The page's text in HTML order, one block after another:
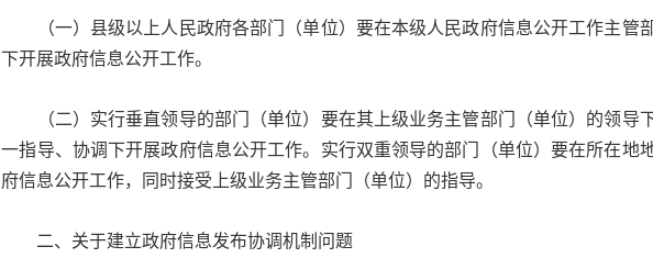
（一）县级以上人民政府各部门（单位）要在本级人民政府信息公开工作主管
下开展政府信息公开工作。
（二）实行垂直领导的部门（单位）要在其上级业务主管部门（单位）的领导
一指导、协调下开展政府信息公开工作。实行双重领导的部门（单位）要在所在地
府信息公开工作，同时接受上级业务主管部门（单位）的指导。
二、关于建立政府信息发布协调机制问题